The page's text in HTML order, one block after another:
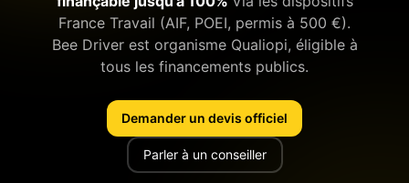
France Travail (AIF, POEI, permis à 500 €).
Bee Driver est organisme Qualiopi, éligible à
tous les financements publics.
Demander un devis officiel
Parler à un conseiller